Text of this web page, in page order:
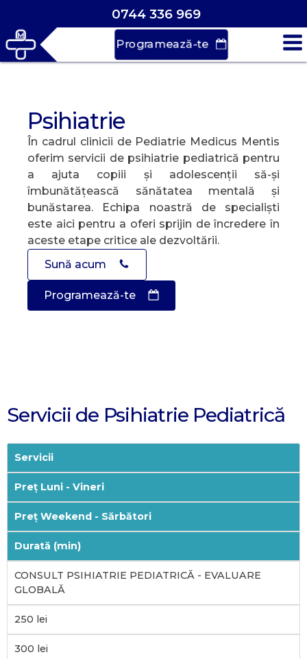
0744 336 969
Programează-te
Psihiatrie
În cadrul clinicii de Pediatrie Medicus Mentis
oferim servicii de psihiatrie pediatrică pentru
a ajuta copiii și adolescenții să-și
îmbunătățească sănătatea mentală și
bunăstarea. Echipa noastră de specialiști
este aici pentru a oferi sprijin de încredere în
aceste etape critice ale dezvoltării.
Sună acum
Programează-te
Servicii de Psihiatrie Pediatrică
Servicii
Preț Luni - Vineri
Preț Weekend - Sărbători
Durată (min)
CONSULT PSIHIATRIE PEDIATRICĂ - EVALUARE
GLOBALĂ
250 lei
300 lei